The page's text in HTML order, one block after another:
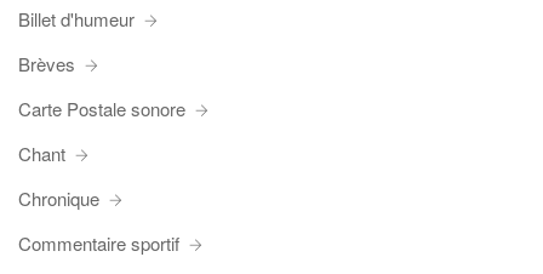
Billet d'humeur
Brèves
Carte Postale sonore
Chant
Chronique
Commentaire sportif